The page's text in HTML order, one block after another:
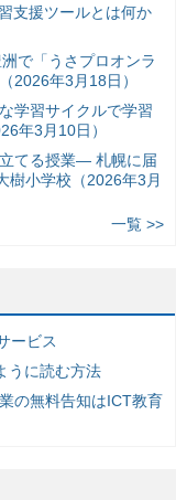
支援ツールとは何か
で「うさプロオンラ
2026年3月18日）
学習サイクルで学習
年3月10日）
てる授業— 札幌に届
樹小学校（2026年3月
一覧 >>
ービス
うに読む方法
の無料告知はICT教育